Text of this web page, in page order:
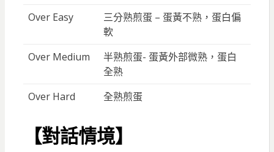
Over Easy
三分熟煎蛋 – 蛋黃不熟，蛋白偏
軟
Over Medium
半熟煎蛋- 蛋黃外部微熟，蛋白
全熟
Over Hard
全熟煎蛋
【對話情境】